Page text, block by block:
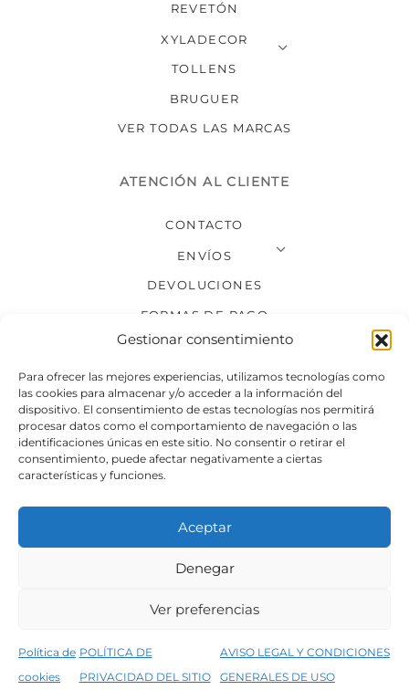
Gestionar consentimiento
Para ofrecer las mejores experiencias, utilizamos tecnologías como
las cookies para almacenar y/o acceder a la información del
dispositivo. El consentimiento de estas tecnologías nos permitirá
procesar datos como el comportamiento de navegación o las
identificaciones únicas en este sitio. No consentir o retirar el
consentimiento, puede afectar negativamente a ciertas
características y funciones.
Aceptar
Denegar
Ver preferencias
Política de
cookies
POLÍTICA DE
PRIVACIDAD DEL SITIO
AVISO LEGAL Y CONDICIONES
GENERALES DE USO
REVETÓN
XYLADECOR
TOLLENS
BRUGUER
VER TODAS LAS MARCAS
ATENCIÓN AL CLIENTE
CONTACTO
ENVÍOS
DEVOLUCIONES
FORMAS DE PAGO
SÍGUENOS
Condiciones generales de venta
Política de privacidad del sitio web